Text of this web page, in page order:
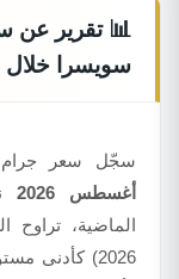
سويسرا خلال
سجّل سعر جرام
أغسطس 2026
الماضية، تراوح
2026) كأدنى مستوى، و